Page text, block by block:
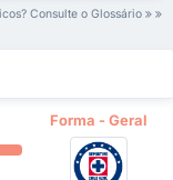
Consulte o Glossário
Forma - Geral